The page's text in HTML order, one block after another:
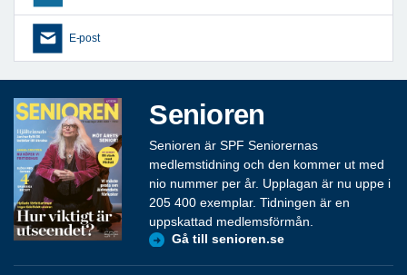
E-post
Senioren
Senioren är SPF Seniorernas
medlemstidning och den kommer ut med
nio nummer per år. Upplagan är nu uppe i
205 400 exemplar. Tidningen är en
uppskattad medlemsförmån.
Gå till senioren.se